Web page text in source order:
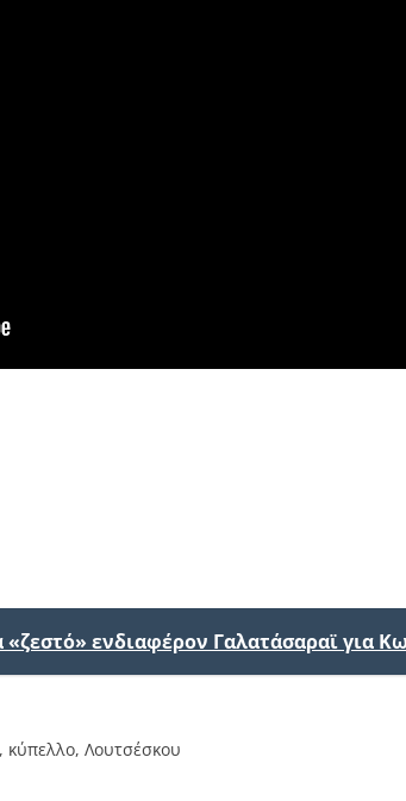
«ζεστό» ενδιαφέρον Γαλατάσαραϊ για
, κύπελλο, Λουτσέσκου